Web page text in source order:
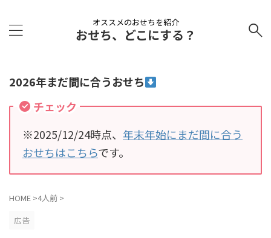
オススメのおせちを紹介
おせち、どこにする？
2026年まだ間に合うおせち
チェック
※2025/12/24時点、 年末年始にまだ間に合う
おせちはこちらです。
HOME >4人前 >
広告